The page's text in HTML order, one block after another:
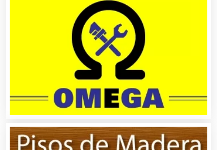
Alimentos
Almacenaje
Alquiler de Autos
Alquiler de Equipos para Fiestas